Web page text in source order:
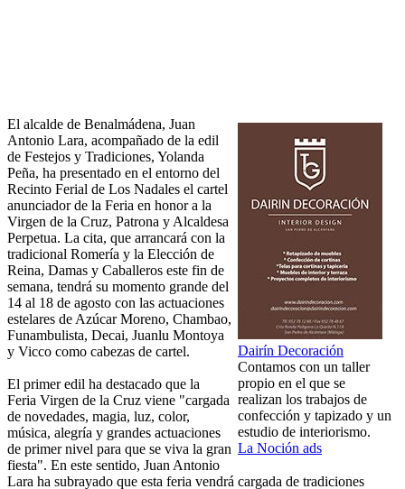
Dairín Decoración
Contamos con un taller
propio en el que se
realizan los trabajos de
confección y tapizado y un
estudio de interiorismo.
La Noción ads
El alcalde de Benalmádena, Juan
Antonio Lara, acompañado de la edil
de Festejos y Tradiciones, Yolanda
Peña, ha presentado en el entorno del
Recinto Ferial de Los Nadales el cartel
anunciador de la Feria en honor a la
Virgen de la Cruz, Patrona y Alcaldesa
Perpetua. La cita, que arrancará con la
tradicional Romería y la Elección de
Reina, Damas y Caballeros este fin de
semana, tendrá su momento grande del
14 al 18 de agosto con las actuaciones
estelares de Azúcar Moreno, Chambao,
Funambulista, Decai, Juanlu Montoya
y Vicco como cabezas de cartel.
El primer edil ha destacado que la
Feria Virgen de la Cruz viene "cargada
de novedades, magia, luz, color,
música, alegría y grandes actuaciones
de primer nivel para que se viva la gran
fiesta". En este sentido, Juan Antonio
Lara ha subrayado que esta feria vendrá cargada de tradiciones